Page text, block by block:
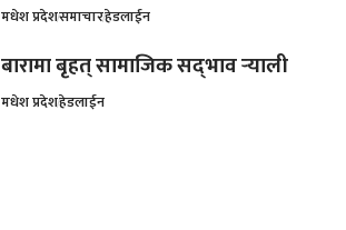
मधेश प्रदेशसमाचारहेडलाईन
बारामा बृहत् सामाजिक सद्‌भाव र्‍याली
मधेश प्रदेशहेडलाईन